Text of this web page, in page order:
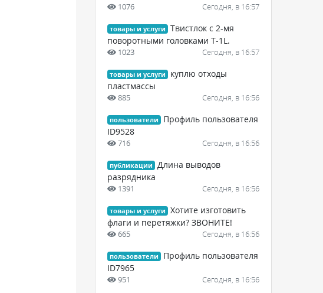
1076 Сегодня, в 16:57
товары и услуги
Твистлок с 2-мя
поворотными головками Т-1L.
1023 Сегодня, в 16:57
товары и услуги
куплю отходы
пластмассы
885 Сегодня, в 16:56
пользователи
Профиль пользователя
ID9528
716 Сегодня, в 16:56
публикации
Длина выводов
разрядника
1391 Сегодня, в 16:56
товары и услуги
Хотите изготовить
флаги и перетяжки? ЗВОНИТЕ!
665 Сегодня, в 16:56
пользователи
Профиль пользователя
ID7965
951 Сегодня, в 16:56